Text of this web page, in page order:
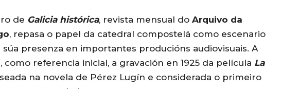
de Galicia histórica, revista mensual do Arquivo da
, repasa o papel da catedral compostelá como escenario
presenza en importantes producións audiovisuais. A
como referencia inicial, a gravación en 1925 da película La
na novela de Pérez Lugín e considerada o primeiro